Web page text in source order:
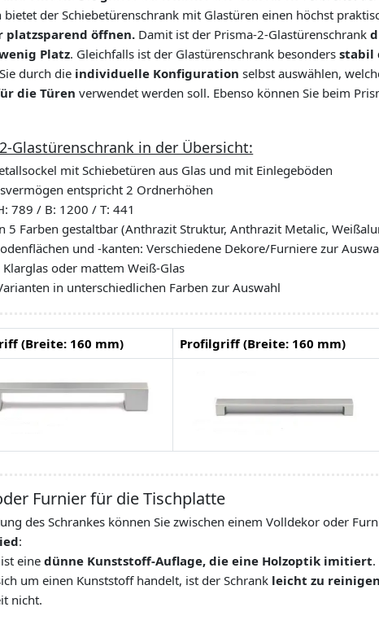
bietet der Schiebetürenschrank mit Glastüren einen höchst
platzsparend öffnen. Damit ist der Prisma-2-Glastürenschrank
Platz. Gleichfalls ist der Glastürenschrank besondersstabil
durch die individuelle Konfiguration selbst auswählen,
die Türen verwendet werden soll. Ebenso können Sie beim
Glastürenschrank in der Übersicht:
mit Schiebetüren aus Glas und mit Einlegeböden
entspricht 2 Ordnerhöhen
789 / B: 1200 / T: 441
5 Farben gestaltbar (Anthrazit Struktur, Anthrazit Metalic,
und -kanten: Verschiedene Dekore/Furniere zur
oder mattem Weiß-Glas
in unterschiedlichen Farben zur Auswahl
(Breite: 160 mm) Profilgriff (Breite: 160 mm)
Furnier für die Tischplatte
des Schrankes können Sie zwischen einem Volldekor oder
:
ist einedünne Kunststoff-Auflage, die eine Holzoptik imitiert
um einen Kunststoff handelt, ist der Schrank leicht zu reinigen
nicht.